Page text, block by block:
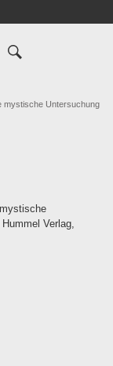
mystische Untersuchung
Verlag,